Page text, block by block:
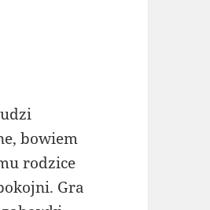
bowiem
rodzice
Gra